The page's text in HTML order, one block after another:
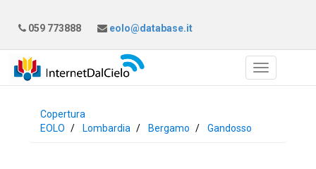
059 773888 eolo@database.it
Copertura
EOLO
Lombardia Bergamo Gandosso